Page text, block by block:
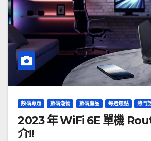
數碼專題 數碼潮物 數碼產品 每週焦點 熱門
2023 年 WiFi 6E 單機
介!!